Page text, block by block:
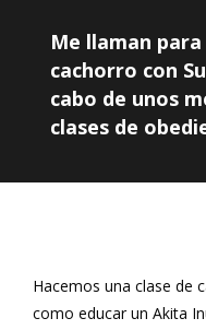
Me llaman
cachorro con
cabo de unos
clases de
Hacemos una clase de
como educar un Akita